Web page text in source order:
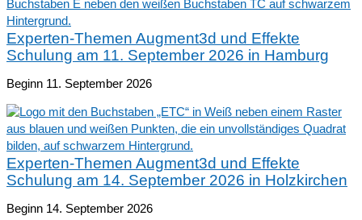
Experten-Themen Augment3d und Effekte
Schulung am 11. September 2026 in Hamburg
Beginn 11. September 2026
Experten-Themen Augment3d und Effekte
Schulung am 14. September 2026 in Holzkirchen
Beginn 14. September 2026